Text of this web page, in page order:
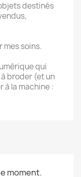
destinés
mes soins.
qui
broder (et un
la machine :
moment.